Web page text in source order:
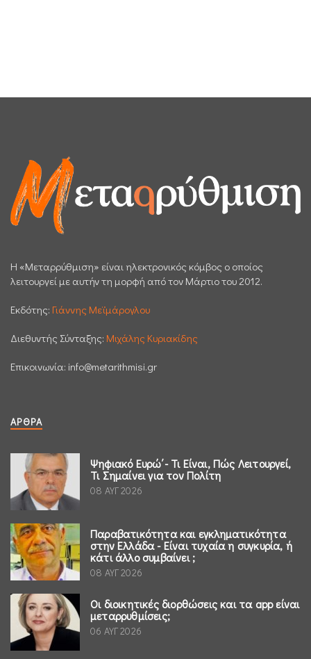
H «Μεταρρύθμιση» είναι ηλεκτρονικός κόμβος ο οποίος
λειτουργεί με αυτήν τη μορφή από τον Μάρτιο του 2012.
Εκδότης: Γιάννης Μεϊμάρογλου
Διεθυντής Σύνταξης: Μιχάλης Κυριακίδης
Επικοινωνία: info@metarithmisi.gr
ΆΡΘΡΑ
Ψηφιακό Ευρώ΄- Τι Είναι, Πώς Λειτουργεί,
Τι Σημαίνει για τον Πολίτη
08 ΑΥΓ 2026
Παραβατικότητα και εγκληματικότητα
στην Ελλάδα - Είναι τυχαία η συγκυρία, ή
κάτι άλλο συμβαίνει ;
08 ΑΥΓ 2026
Οι διοικητικές διορθώσεις και τα app είναι
μεταρρυθμίσεις;
06 ΑΥΓ 2026